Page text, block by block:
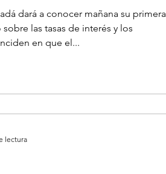
dará a conocer mañana su primera
las tasas de interés y los
en que el...
lectura